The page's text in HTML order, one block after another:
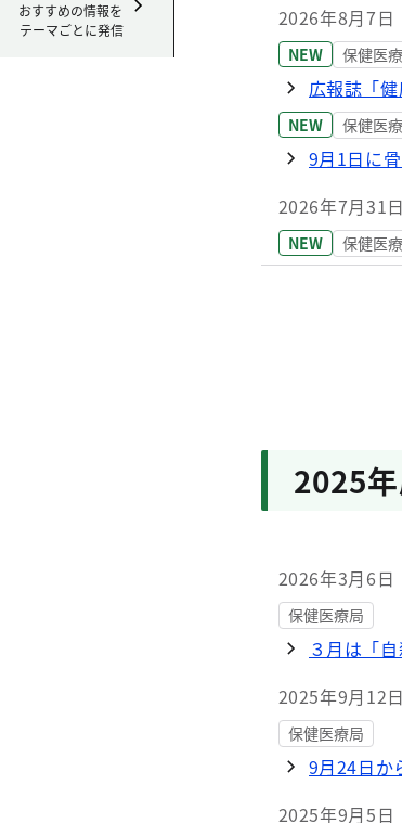
おすすめの情報を
テーマごとに発信
2026年8月7日
NEW 保健医
広報誌「
NEW 保健医
9月1日に
2026年7月31日
NEW 保健医
NEW 保健医
NEW 保健医療
8月13日に
保健医療局
6月2日に
2025
2026年3月6日
保健医療局
３月は「
2025年9月12日
保健医療局
9月24日か
2025年9月5日